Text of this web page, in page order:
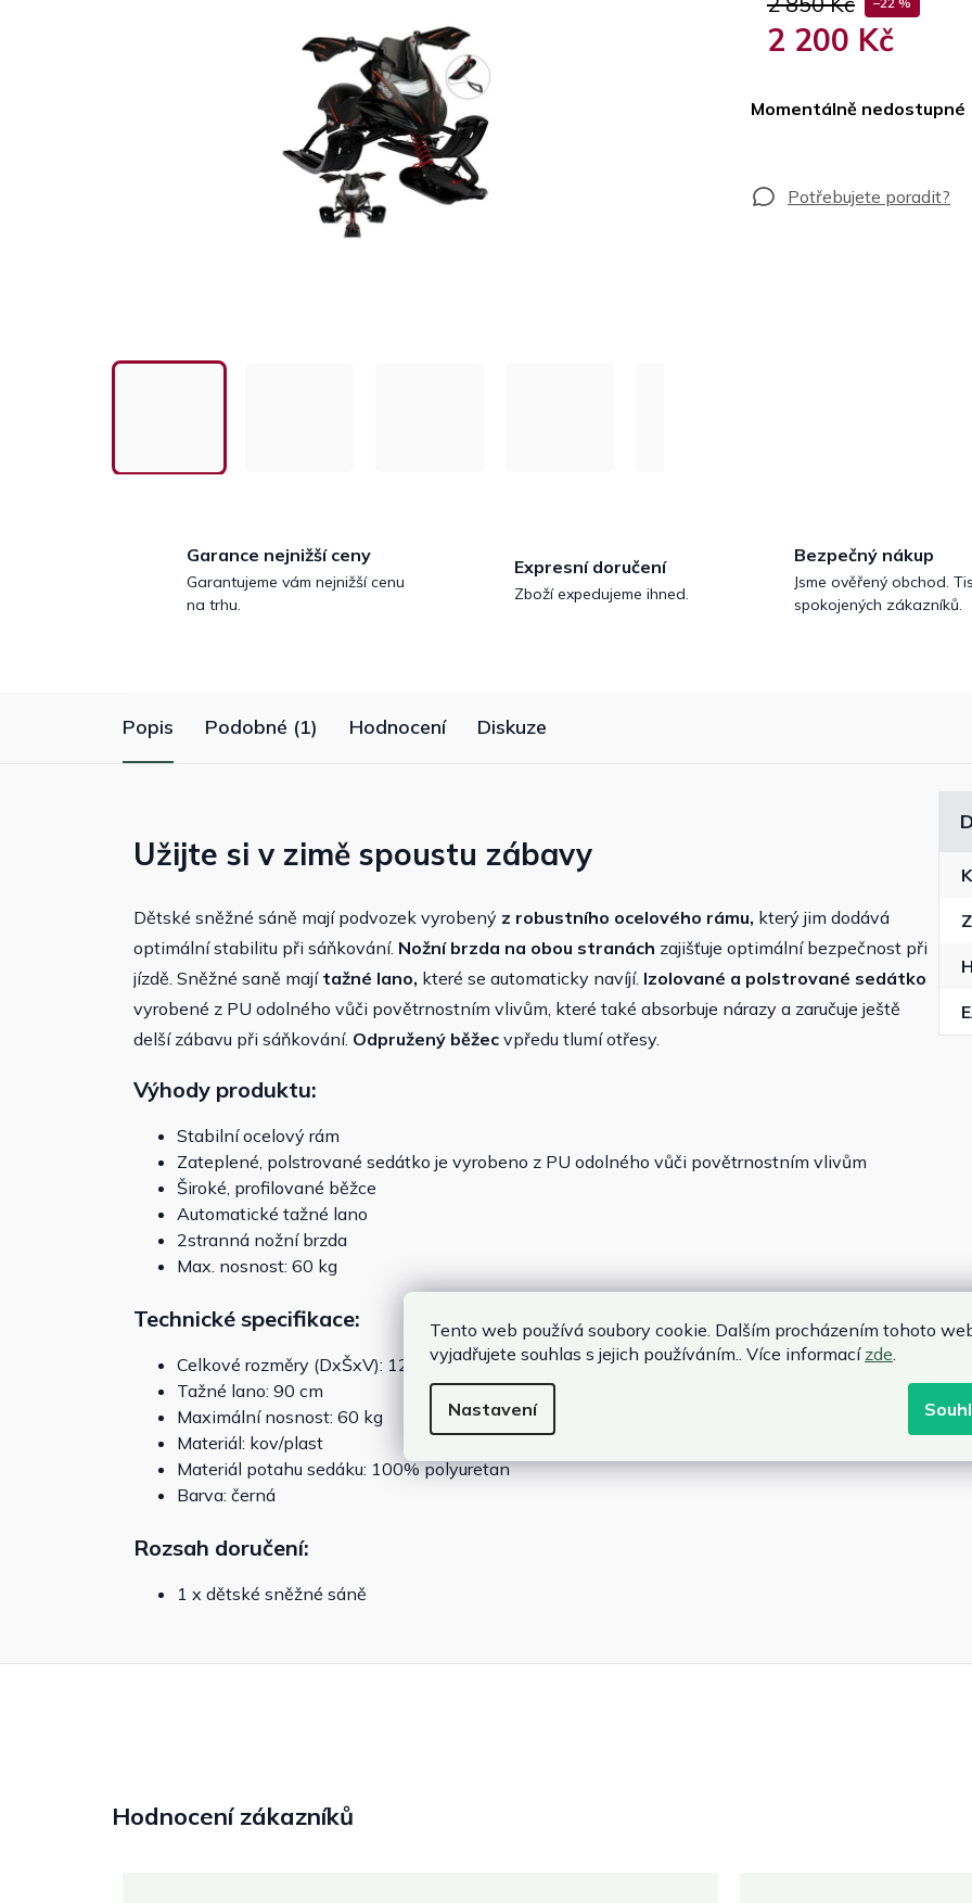
Tento web používá soubory cookie. Dalším procházením tohoto
vyjadřujete souhlas s jejich používáním.. Více informací zde.
Nastavení
2 200 Kč
Momentálně nedostupné
Garance nejnižší ceny
Garantujeme vám nejnižší cenu
na trhu.
Expresní doručení
Zboží expedujeme ihned.
Bezpečný nákup
Jsme ověřený obchod.
spokojených zákazníků.
Popis Podobné (1) Hodnocení Diskuze
Užijte si v zimě spoustu zábavy
Dětské sněžné sáně mají podvozek vyrobený z robustního ocelového rámu, který jim dodává
optimální stabilitu při sáňkování. Nožní brzda na obou stranách zajišťuje optimální bezpečnost při
jízdě. Sněžné saně mají tažné lano, které se automaticky navíjí. Izolované a polstrované sedátko
vyrobené z PU odolného vůči povětrnostním vlivům, které také absorbuje nárazy a zaručuje ještě
delší zábavu při sáňkování. Odpružený běžec vpředu tlumí otřesy.
Výhody produktu:
Stabilní ocelový rám
Zateplené, polstrované sedátko je vyrobeno z PU odolného vůči povětrnostním vlivům
Široké, profilované běžce
Automatické tažné lano
2stranná nožní brzda
Max. nosnost: 60 kg
Technické specifikace:
Celkové rozměry (DxŠxV): 122 x 50 x 44 cm
Tažné lano: 90 cm
Maximální nosnost: 60 kg
Materiál: kov/plast
Materiál potahu sedáku: 100% polyuretan
Barva: černá
Rozsah doručení:
1 x dětské sněžné sáně
Hodnocení zákazníků